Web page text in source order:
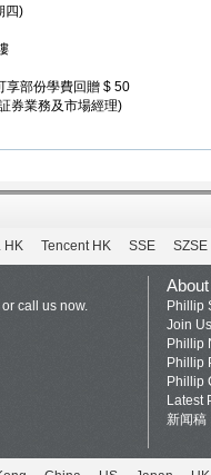
四)
享部份學費回贈 $ 50
券業務及市場經理)
HK Tencent HK SSE SZSE
call us now.
Phillip
Join Us
Phillip
Phillip
Phillip
Latest
新闻稿